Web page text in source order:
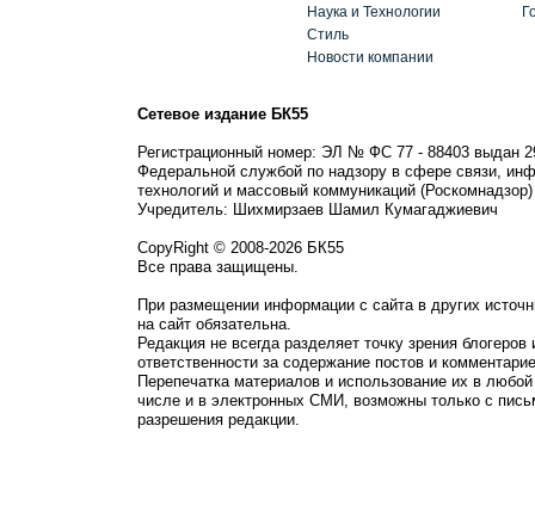
Наука и Технологии
Стиль
Новости компании
Сетевое издание БК55
Регистрационный номер: ЭЛ № ФС 77 - 88403 выдан
Федеральной службой по надзору в сфере связи,
технологий и массовый коммуникаций (Роскомнадзор)
Учредитель: Шихмирзаев Шамил Кумагаджиевич
CopyRight © 2008-2026 БК55
Все права защищены.
При размещении информации с сайта в других
на сайт обязательна.
Редакция не всегда разделяет точку зрения блогеров
ответственности за содержание постов и
Перепечатка материалов и использование их в
числе и в электронных СМИ, возможны только с
разрешения редакции.